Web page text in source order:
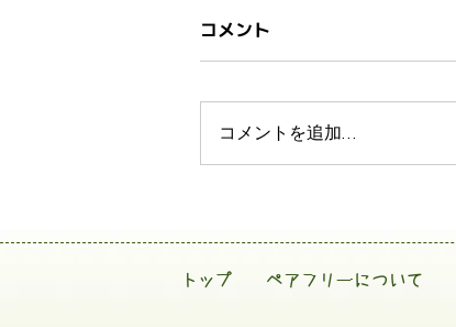
コメント
コメントを追加…
トップ ペアフリーについて